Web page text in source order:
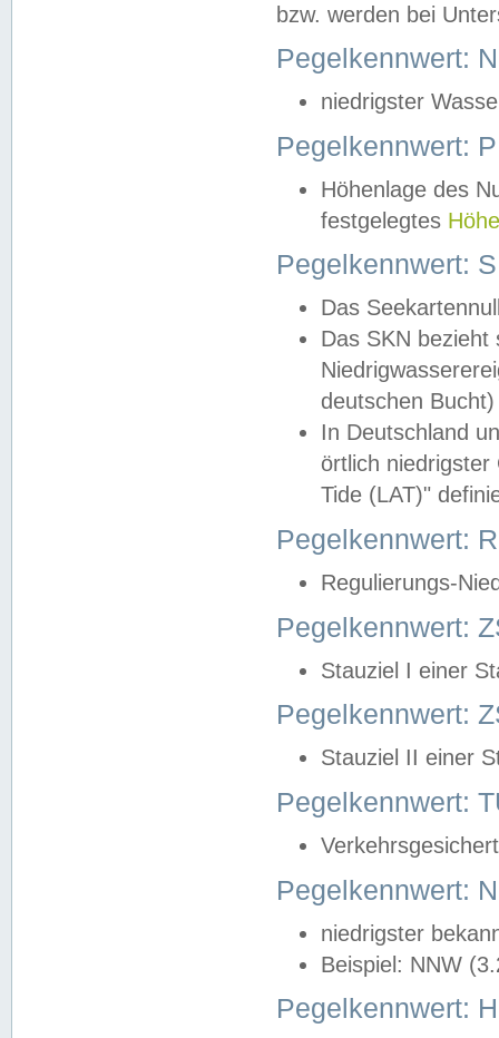
bzw. werden bei
Pegelkennwert:
niedrigster
Pegelkennwert:
Höhenlage des
festgelegtes
Pegelkennwert:
Das
Das SKN
deutschen
In Deutschland
örtlich
Tide (LAT)"
Pegelkennwert:
Regulierungs-
Pegelkennwert:
Stauziel I einer
Pegelkennwert:
Stauziel II einer
Pegelkennwert:
Pegelkennwert:
niedrigster
Beispiel: NNW
Pegelkennwert: